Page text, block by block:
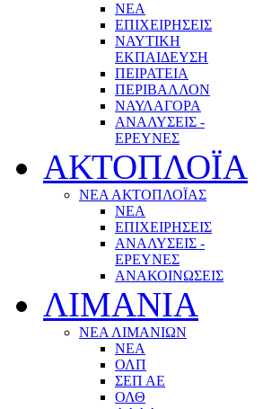
ΝΕΑ
ΕΠΙΧΕΙΡΗΣΕΙΣ
ΝΑΥΤΙΚΗ
ΕΚΠΑΙΔΕΥΣΗ
ΠΕΙΡΑΤΕΙΑ
ΠΕΡΙΒΑΛΛΟΝ
ΝΑΥΛΑΓΟΡΑ
ΑΝΑΛΥΣΕΙΣ -
ΕΡΕΥΝΕΣ
ΑΚΤΟΠΛΟΪΑ
ΝΕΑ ΑΚΤΟΠΛΟΪΑΣ
ΝΕΑ
ΕΠΙΧΕΙΡΗΣΕΙΣ
ΑΝΑΛΥΣΕΙΣ -
ΕΡΕΥΝΕΣ
ΑΝΑΚΟΙΝΩΣΕΙΣ
ΛΙΜΑΝΙΑ
ΝΕΑ ΛΙΜΑΝΙΩΝ
ΝΕΑ
ΟΛΠ
ΣΕΠ ΑΕ
ΟΛΘ